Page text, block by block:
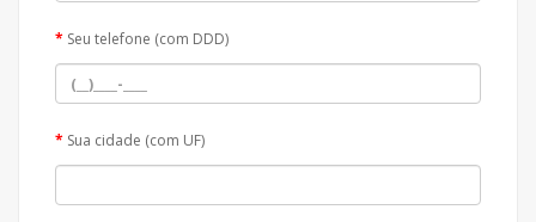
Seu telefone (com DDD)
Sua cidade (com UF)